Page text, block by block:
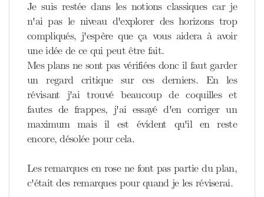
Je suis restée dans les notions classiques car je
n'ai pas le niveau d'explorer des horizons trop
compliqués, j'espère que ça vous aidera à avoir
une idée de ce qui peut être fait.
Mes plans ne sont pas vérifiées donc il faut garder
un regard critique sur ces derniers. En les
révisant j'ai trouvé beaucoup de coquilles et
fautes de frappes, j'ai essayé d'en corriger un
maximum mais il est évident qu'il en reste
encore, désolée pour cela.
Les remarques en rose ne font pas partie du plan,
c'était des remarques pour quand je les réviserai.